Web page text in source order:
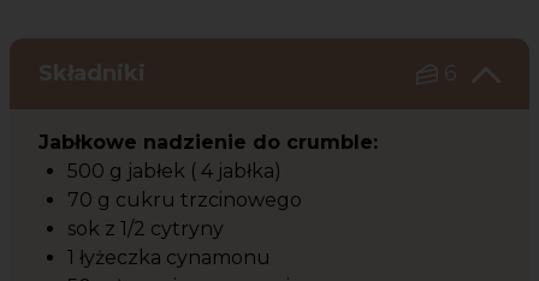
Składniki 6
Jabłkowe nadzienie do crumble:
500 g jabłek ( 4 jabłka)
70 g cukru trzcinowego
sok z 1/2 cytryny
1 łyżeczka cynamonu